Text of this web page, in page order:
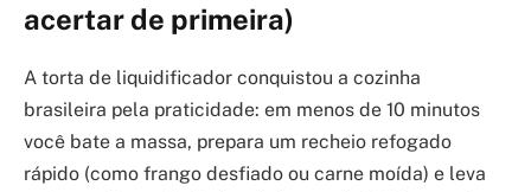
acertar de primeira)
A torta de liquidificador conquistou a cozinha
brasileira pela praticidade: em menos de 10 minutos
você bate a massa, prepara um recheio refogado
rápido (como frango desfiado ou carne moída) e leva